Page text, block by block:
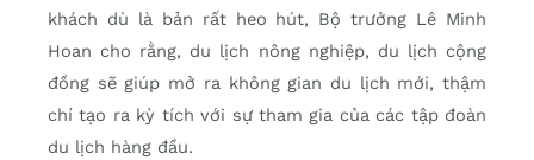
khách dù là bản rất heo hút, Bộ trưởng Lê Minh
Hoan cho rằng, du lịch nông nghiệp, du lịch cộng
đồng sẽ giúp mở ra không gian du lịch mới, thậm
chí tạo ra kỳ tích với sự tham gia của các tập đoàn
du lịch hàng đầu.